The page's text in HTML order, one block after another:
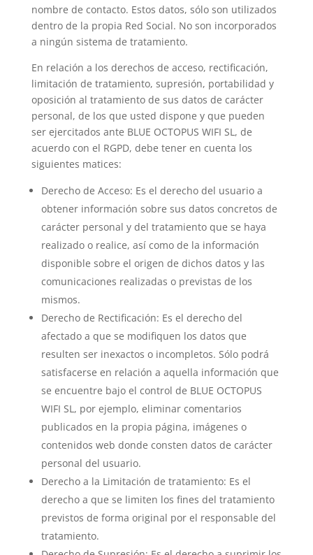
nombre de contacto. Estos datos, sólo son utilizados
dentro de la propia Red Social. No son incorporados
a ningún sistema de tratamiento.
En relación a los derechos de acceso, rectificación,
limitación de tratamiento, supresión, portabilidad y
oposición al tratamiento de sus datos de carácter
personal, de los que usted dispone y que pueden
ser ejercitados ante BLUE OCTOPUS WIFI SL, de
acuerdo con el RGPD, debe tener en cuenta los
siguientes matices:
Derecho de Acceso: Es el derecho del usuario a
obtener información sobre sus datos concretos de
carácter personal y del tratamiento que se haya
realizado o realice, así como de la información
disponible sobre el origen de dichos datos y las
comunicaciones realizadas o previstas de los
mismos.
Derecho de Rectificación: Es el derecho del
afectado a que se modifiquen los datos que
resulten ser inexactos o incompletos. Sólo podrá
satisfacerse en relación a aquella información que
se encuentre bajo el control de BLUE OCTOPUS
WIFI SL, por ejemplo, eliminar comentarios
publicados en la propia página, imágenes o
contenidos web donde consten datos de carácter
personal del usuario.
Derecho a la Limitación de tratamiento: Es el
derecho a que se limiten los fines del tratamiento
previstos de forma original por el responsable del
tratamiento.